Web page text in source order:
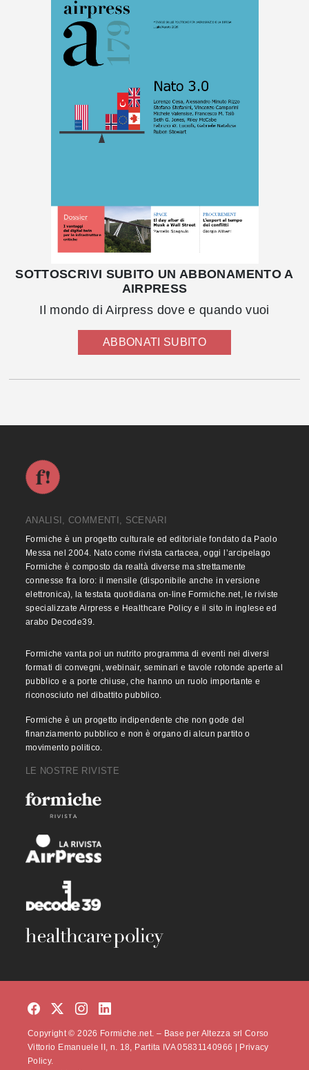
SOTTOSCRIVI SUBITO UN ABBONAMENTO A
AIRPRESS
Il mondo di Airpress dove e quando vuoi
ABBONATI SUBITO
ANALISI, COMMENTI, SCENARI
Formiche è un progetto culturale ed editoriale fondato da Paolo
Messa nel 2004. Nato come rivista cartacea, oggi l’arcipelago
Formiche è composto da realtà diverse ma strettamente
connesse fra loro: il mensile (disponibile anche in versione
elettronica), la testata quotidiana on-line Formiche.net, le riviste
specializzate Airpress e Healthcare Policy e il sito in inglese ed
arabo Decode39.
Formiche vanta poi un nutrito programma di eventi nei diversi
formati di convegni, webinair, seminari e tavole rotonde aperte al
pubblico e a porte chiuse, che hanno un ruolo importante e
riconosciuto nel dibattito pubblico.
Formiche è un progetto indipendente che non gode del
finanziamento pubblico e non è organo di alcun partito o
movimento politico.
LE NOSTRE RIVISTE
Copyright © 2026 Formiche.net. – Base per Altezza srl Corso
Vittorio Emanuele II, n. 18, Partita IVA 05831140966 | Privacy
Policy.